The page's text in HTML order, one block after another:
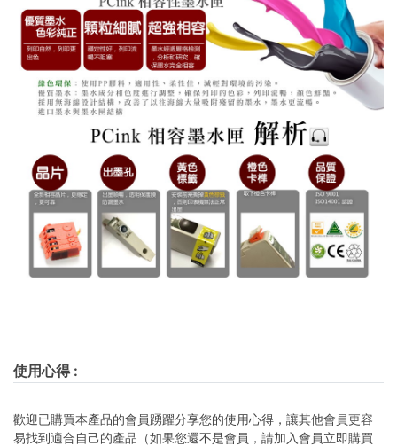
使用心得:
歡迎已購買本產品的會員踴躍分享您的使用心得，讓其他會員更容
易找到適合自己的產品（如果您還不是會員，請加入會員立即購買